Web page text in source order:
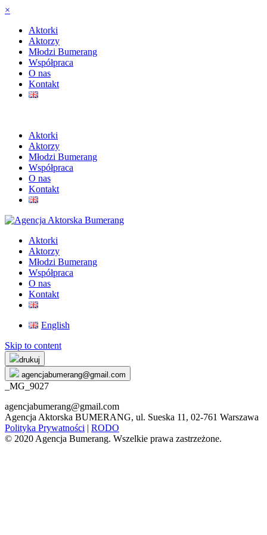
×
Aktorki
Aktorzy
Młodzi Bumerang
Współpraca
O nas
Kontakt
Aktorki
Aktorzy
Młodzi Bumerang
Współpraca
O nas
Kontakt
Aktorki
Aktorzy
Młodzi Bumerang
Współpraca
O nas
Kontakt
English
Skip to content
drukuj
agencjabumerang@gmail.com
_MG_9027
agencjabumerang@gmail.com
Agencja Aktorska BUMERANG, ul. Sueska 11, 02-761 Warszawa
Polityka Prywatności | RODO
© 2020 Agencja Bumerang. Wszelkie prawa zastrzeżone.